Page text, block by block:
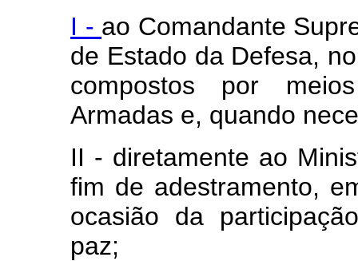
I - ao Comandante
de Estado da Defesa,
compostos por
Armadas e, quando
II - diretamente ao
fim de adestramento,
ocasião da
paz;